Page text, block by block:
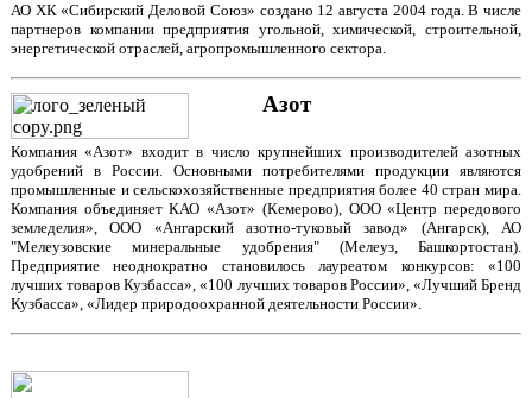
АО ХК «Сибирский Деловой Союз» создано 12 августа 2004 года. В числе
партнеров компании предприятия угольной, химической, строительной,
энергетической отраслей, агропромышленного сектора.
Азот
Компания «Азот» входит в число крупнейших производителей азотных
удобрений в России. Основными потребителями продукции являются
промышленные и сельскохозяйственные предприятия более 40 стран мира.
Компания объединяет КАО «Азот» (Кемерово), ООО «Центр передового
земледелия», ООО «Ангарский азотно-туковый завод» (Ангарск), АО
"Мелеузовские минеральные удобрения" (Мелеуз, Башкортостан).
Предприятие неоднократно становилось лауреатом конкурсов: «100
лучших товаров Кузбасса», «100 лучших товаров России», «Лучший Бренд
Кузбасса», «Лидер природоохранной деятельности России».